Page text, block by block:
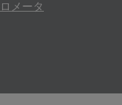
メータ